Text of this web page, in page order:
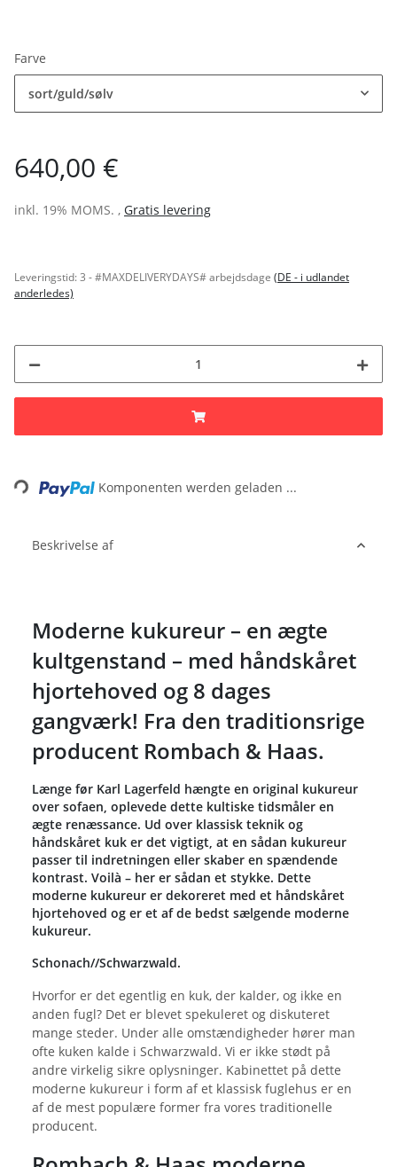
Farve
sort/guld/sølv
640,00 €
inkl. 19% MOMS. , Gratis levering
Leveringstid:3 - #MAXDELIVERYDAYS# arbejdsdage (DE - i udlandet
anderledes)
Loading... Komponenten werden geladen ...
Beskrivelse af
Moderne kukureur – en ægte
kultgenstand – med håndskåret
hjortehoved og 8 dages
gangværk! Fra den traditionsrige
producent Rombach & Haas.
Længe før Karl Lagerfeld hængte en original kukureur
over sofaen, oplevede dette kultiske tidsmåler en
ægte renæssance. Ud over klassisk teknik og
håndskåret kuk er det vigtigt, at en sådan kukureur
passer til indretningen eller skaber en spændende
kontrast. Voilà – her er sådan et stykke. Dette
moderne kukureur er dekoreret med et håndskåret
hjortehoved og er et af de bedst sælgende moderne
kukureur.
Schonach//Schwarzwald.
Hvorfor er det egentlig en kuk, der kalder, og ikke en
anden fugl? Det er blevet spekuleret og diskuteret
mange steder. Under alle omstændigheder hører man
ofte kuken kalde i Schwarzwald. Vi er ikke stødt på
andre virkelig sikre oplysninger. Kabinettet på dette
moderne kukureur i form af et klassisk fuglehus er en
af de mest populære former fra vores traditionelle
producent.